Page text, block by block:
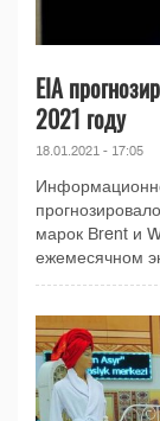
EIA
2021 году
18.01.2021 - 17:05
марок Brent и
ежемесячном